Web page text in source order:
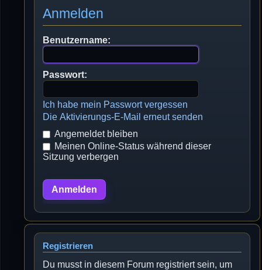
Anmelden
Benutzername:
Passwort:
Ich habe mein Passwort vergessen
Die Aktivierungs-E-Mail erneut senden
Angemeldet bleiben
Meinen Online-Status während dieser
Sitzung verbergen
Registrieren
Du musst in diesem Forum registriert sein, um